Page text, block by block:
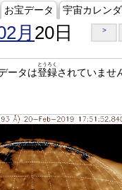
お宝データ 宇宙カレン
月 20日 >
ータは登録
とうろく
されていませ